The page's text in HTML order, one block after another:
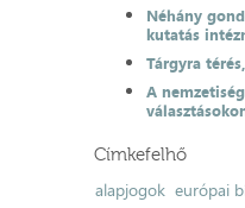
Néhány
kutatás
Tárgyra
A
Címkefelhő
alapjogok európai